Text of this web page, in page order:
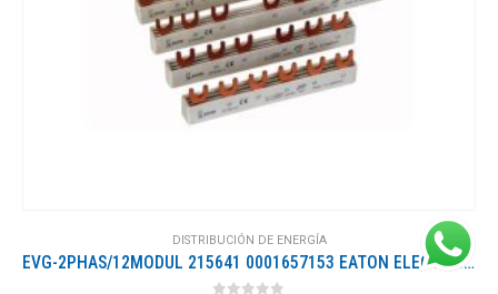
DISTRIBUCIÓN DE ENERGÍA
EVG-2PHAS/12MODUL 215641 0001657153 EATON ELECTRIC Peine de conexión 2-Fase, 10qmm, conector de horquilla, 1..